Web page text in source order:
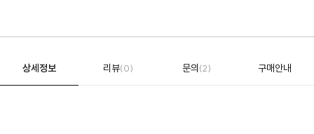
상세정보 리뷰(0) 문의(2) 구매안내